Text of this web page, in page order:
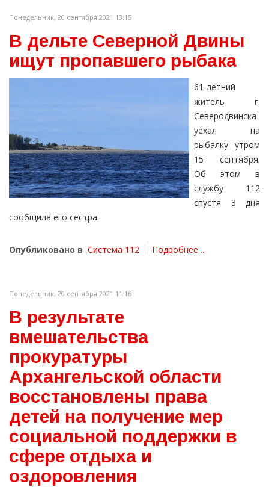
Понедельник, 20 сентября 2021 13:15
В дельте Северной Двины
ищут пропавшего рыбака
61-летний
житель г.
Северодвинска
уехал на
рыбалку утром
15 сентября.
Об этом в
службу 112
спустя 3 дня
сообщила его сестра.
Опубликовано в Система 112 Подробнее ...
Понедельник, 20 сентября 2021 11:16
В результате
вмешательства
прокуратуры
Архангельской области
восстановлены права
детей на получение мер
социальной поддержки в
сфере отдыха и
оздоровления